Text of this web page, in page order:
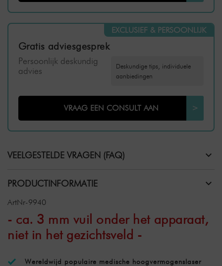
EXCLUSIEF & PERSOONLIJK
Gratis adviesgesprek
Deskundige tips, individuele
aanbiedingen
Persoonlijk deskundig
advies
VRAAG EEN CONSULT AAN >
VEELGESTELDE VRAGEN (FAQ)
PRODUCTINFORMATIE
ArtNr-9940
- ca. 3 mm vuil onder het apparaat,
niet in het gezichtsveld -
Wereldwijd populaire medische hoogvermogenslaser